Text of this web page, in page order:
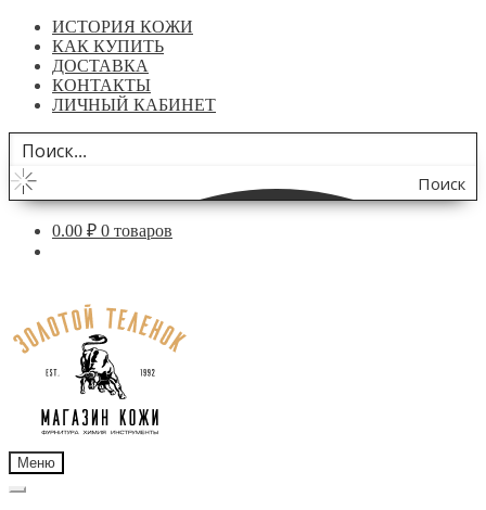
ИСТОРИЯ КОЖИ
КАК КУПИТЬ
ДОСТАВКА
КОНТАКТЫ
ЛИЧНЫЙ КАБИНЕТ
Поиск
по
0.00 ₽ 0 товаров
навигации
содержимому
Меню